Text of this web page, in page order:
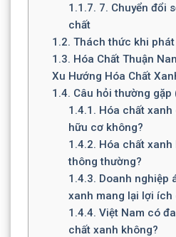
1.1.7. 7. Chuyển đổi
chất
1.2. Thách thức khi
1.3. Hóa Chất Thuận
Xu Hướng Hóa Chất
1.4. Câu hỏi thường gặp
1.4.1. Hóa chất
hữu cơ không?
1.4.2. Hóa chất
thông thường?
1.4.3. Doanh nghiệp
xanh mang lại lợi ích
1.4.4. Việt Nam có
chất xanh không?